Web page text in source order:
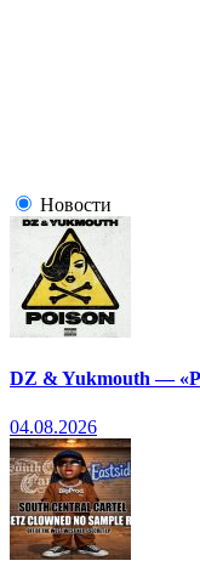
Новости
DZ & Yukmouth —
04.08.2026